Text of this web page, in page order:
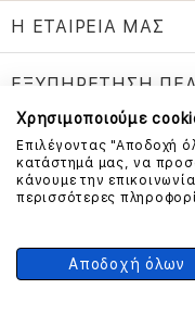
Η ΕΤΑΙΡΕΙΑ ΜΑΣ
ΕΞΥΠΗΡΕΤΗΣΗ
Χρησιμοποιούμε
Επιλέγοντας "Αποδοχή
κατάστημά μας, να
κάνουμε την
περισσότερες
Αποδοχή όλων